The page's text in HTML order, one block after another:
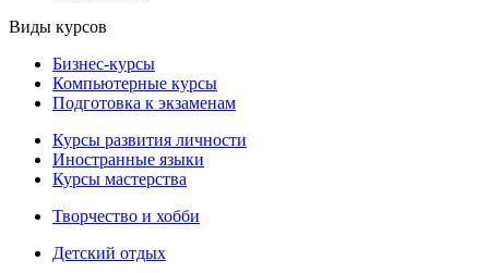
Виды курсов
Бизнес-курсы
Компьютерные курсы
Подготовка к экзаменам
Курсы развития личности
Иностранные языки
Курсы мастерства
Творчество и хобби
Детский отдых